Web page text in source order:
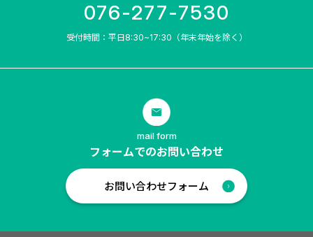
076-277-7530
受付時間：平日8:30~17:30（年末年始を除く）
mail form
フォームでのお問い合わせ
お問い合わせフォーム